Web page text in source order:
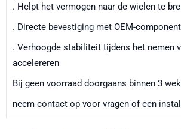
. Helpt het vermogen naar de wielen te
. Directe bevestiging met OEM-
. Verhoogde stabiliteit tijdens het nemen
accelereren
Bij geen voorraad doorgaans binnen 3
neem contact op voor vragen of een